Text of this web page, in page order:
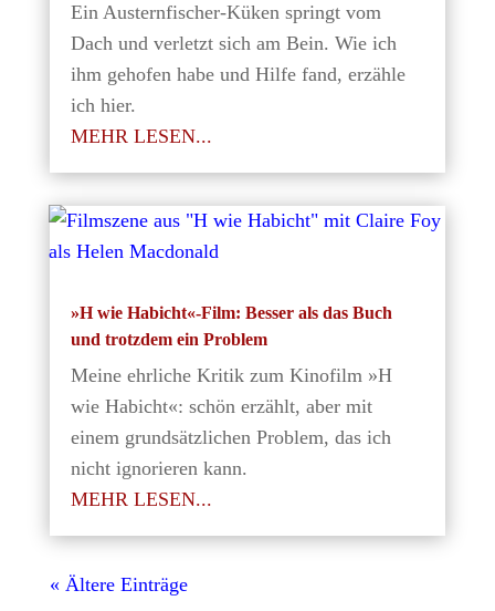
Ein Austernfischer-Küken springt vom
Dach und verletzt sich am Bein. Wie ich
ihm gehofen habe und Hilfe fand, erzähle
ich hier.
MEHR LESEN...
»H wie Habicht«-Film: Besser als das Buch
und trotzdem ein Problem
Meine ehrliche Kritik zum Kinofilm »H
wie Habicht«: schön erzählt, aber mit
einem grundsätzlichen Problem, das ich
nicht ignorieren kann.
MEHR LESEN...
« Ältere Einträge